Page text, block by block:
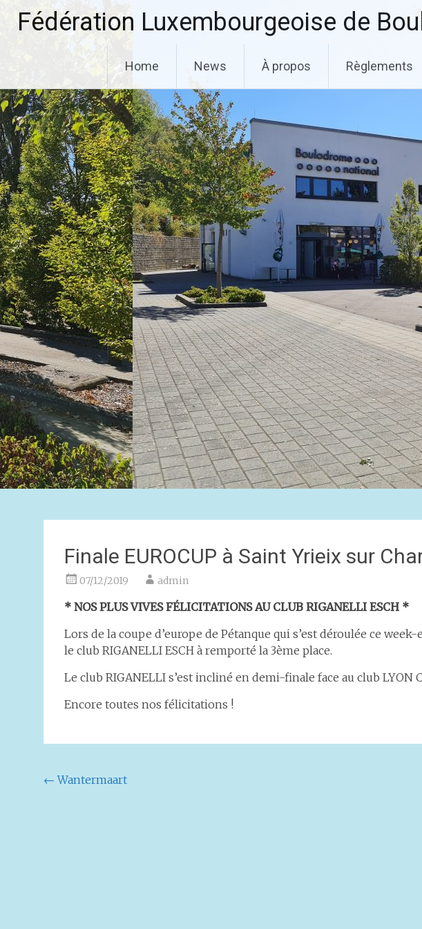
Fédération Luxembourgeoise de
Home News À propos Règlements
Finale EUROCUP à Saint Yrieix sur
07/12/2019 admin
* NOS PLUS VIVES FÉLICITATIONS AU CLUB RIGANELLI ESCH *
Lors de la coupe d’europe de Pétanque qui s’est déroulée ce
le club RIGANELLI ESCH à remporté la 3ème place.
Le club RIGANELLI s’est incliné en demi-finale face au club LYON
Encore toutes nos félicitations !
Navigation
← Wantermaart